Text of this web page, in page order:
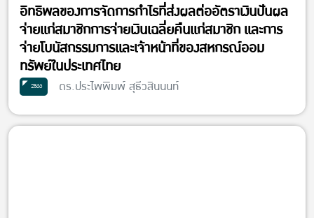
อิทธิพลของการจัดการกำไรที่ส่งผลต่ออัตราเงินปันผล
จ่ายแก่สมาชิกการจ่ายเงินเฉลี่ยคืนแก่สมาชิก และการ
จ่ายโบนัสกรรมการและเจ้าหน้าที่ของสหกรณ์ออม
ทรัพย์ในประเทศไทย
2566 ดร.ประไพพิมพ์ สุธีวสินนนท์